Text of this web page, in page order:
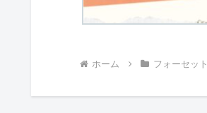
ホーム フォーセット